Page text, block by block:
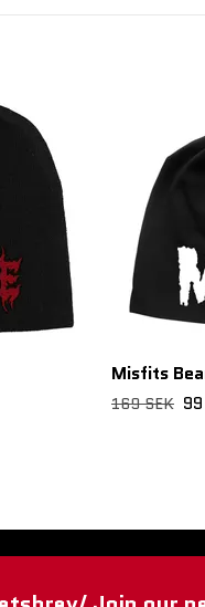
Misfits
169 SEK